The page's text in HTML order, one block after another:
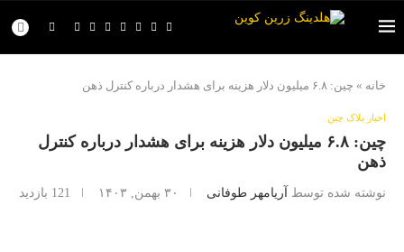
خانه » چین: ۶.۸ میلیون دلار هزینه برای هشدار درباره کنترل ذهن
اخبار بلاک چین
چین: ۶.۸ میلیون دلار هزینه برای هشدار درباره کنترل
ذهن
نوشته شده توسط آریامهر طوفانی ۳۰ بهمن, ۱۴۰۳ 121 بازدید